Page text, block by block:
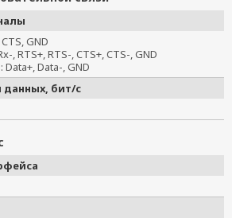
CTS, GND
, RTS+, RTS-, CTS+, CTS-, GND
Data+, Data-, GND
данных, бит/с